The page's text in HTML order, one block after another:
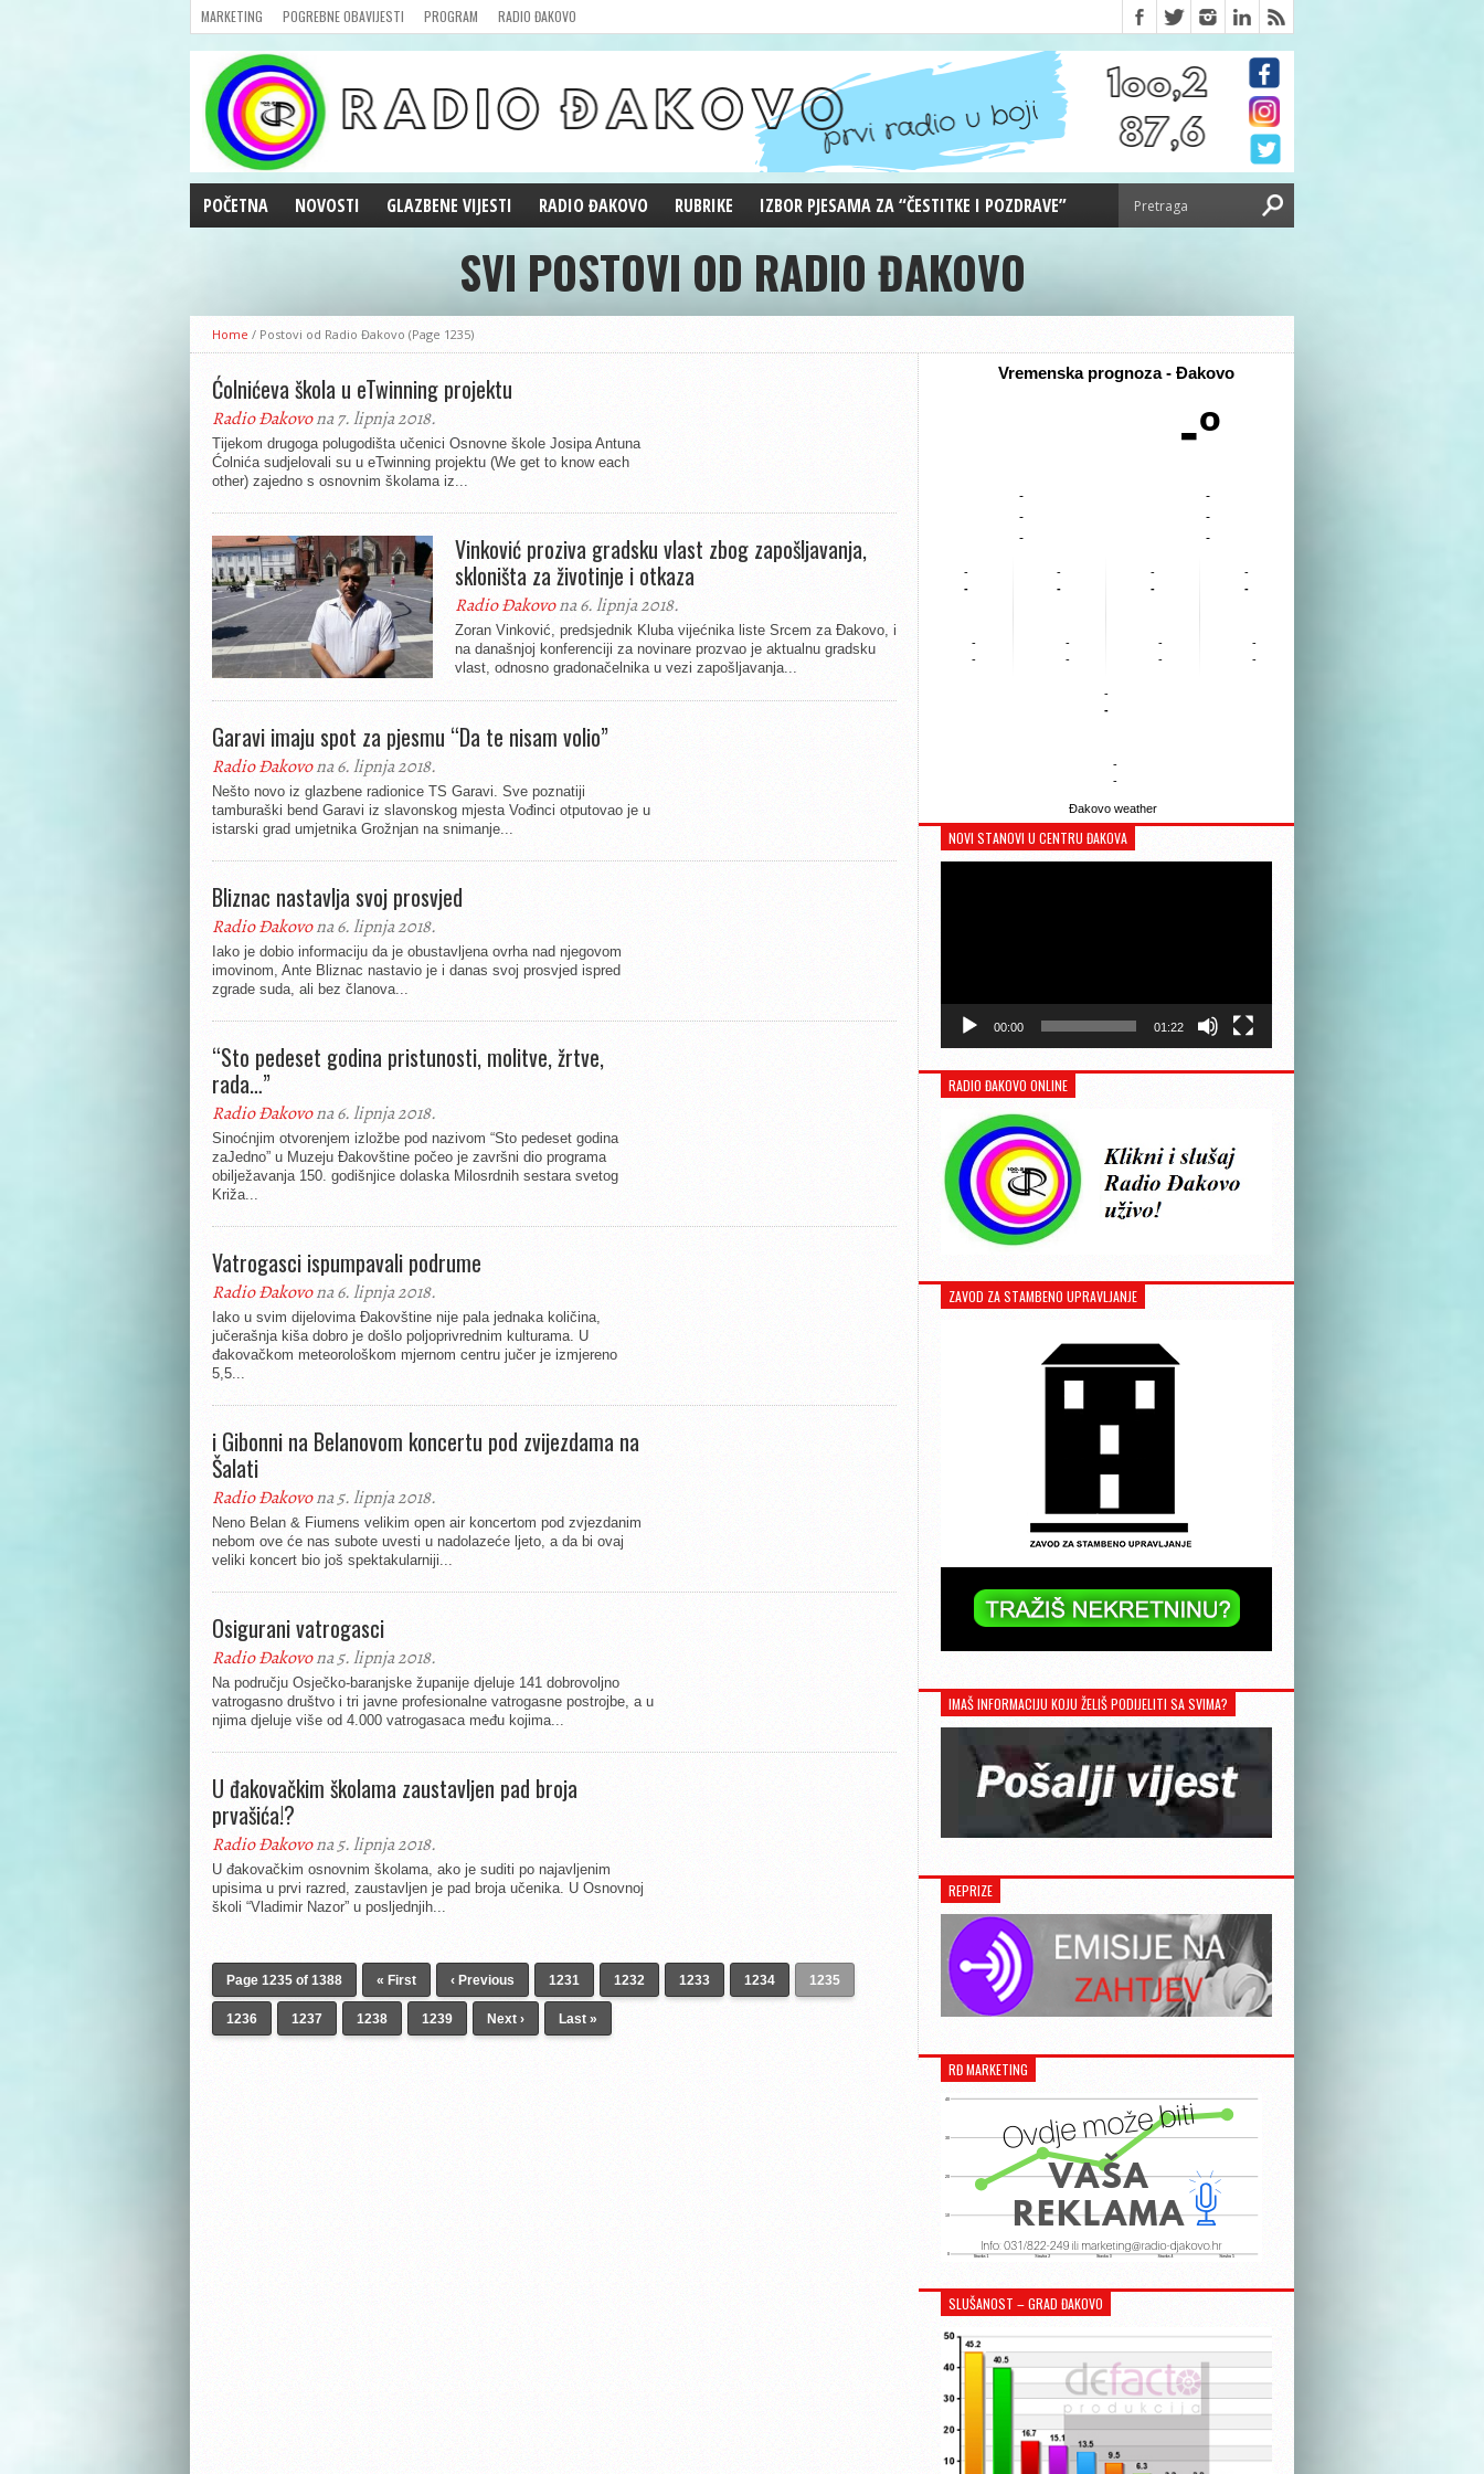
MARKETING POGREBNE OBAVIJESTI PROGRAM RADIO ĐAKOVO
POČETNA NOVOSTI
POLITIKA
GOSPODARSTVO
ŠPORT
REPRIZE EMISIJA
GLAZBENE VIJESTI RADIO ĐAKOVO
MARKETING
RUBRIKE
REPRIZE EMISIJA
DOBRE VIBRACIJE
ĐAKOVO GRADE
IZBOR PJESAMA ZA “ČESTITKE I POZDRAVE”
SVI POSTOVI OD RADIO ĐAKOVO
Home / Postovi od Radio Đakovo (Page 1235)
Ćolnićeva škola u eTwinning projektu
Radio Đakovona 7. lipnja 2018.
Tijekom drugoga polugodišta učenici Osnovne škole Josipa Antuna
Ćolnića sudjelovali su u eTwinning projektu (We get to know each
other) zajedno s osnovnim školama iz...
Vinković proziva gradsku vlast zbog zapošljavanja,
skloništa za životinje i otkaza
Radio Đakovona 6. lipnja 2018.
Zoran Vinković, predsjednik Kluba vijećnika liste Srcem za Đakovo, i
na današnjoj konferenciji za novinare prozvao je aktualnu gradsku
vlast, odnosno gradonačelnika u vezi zapošljavanja...
Garavi imaju spot za pjesmu “Da te nisam volio”
Radio Đakovona 6. lipnja 2018.
Nešto novo iz glazbene radionice TS Garavi. Sve poznatiji
tamburaški bend Garavi iz slavonskog mjesta Vođinci otputovao je u
istarski grad umjetnika Grožnjan na snimanje...
Bliznac nastavlja svoj prosvjed
Radio Đakovona 6. lipnja 2018.
Iako je dobio informaciju da je obustavljena ovrha nad njegovom
imovinom, Ante Bliznac nastavio je i danas svoj prosvjed ispred
zgrade suda, ali bez članova...
“Sto pedeset godina pristunosti, molitve, žrtve,
rada…”
Radio Đakovona 6. lipnja 2018.
Sinoćnjim otvorenjem izložbe pod nazivom “Sto pedeset godina
zaJedno” u Muzeju Đakovštine počeo je završni dio programa
obilježavanja 150. godišnjice dolaska Milosrdnih sestara svetog
Križa...
Vatrogasci ispumpavali podrume
Radio Đakovona 6. lipnja 2018.
Iako u svim dijelovima Đakovštine nije pala jednaka količina,
jučerašnja kiša dobro je došlo poljoprivrednim kulturama. U
đakovačkom meteorološkom mjernom centru jučer je izmjereno
5,5...
i Gibonni na Belanovom koncertu pod zvijezdama na
Šalati
Radio Đakovona 5. lipnja 2018.
Neno Belan & Fiumens velikim open air koncertom pod zvjezdanim
nebom ove će nas subote uvesti u nadolazeće ljeto, a da bi ovaj
veliki koncert bio još spektakularniji...
Osigurani vatrogasci
Radio Đakovona 5. lipnja 2018.
Na području Osječko-baranjske županije djeluje 141 dobrovoljno
vatrogasno društvo i tri javne profesionalne vatrogasne postrojbe, a u
njima djeluje više od 4.000 vatrogasaca među kojima...
U đakovačkim školama zaustavljen pad broja
prvašića!?
Radio Đakovona 5. lipnja 2018.
U đakovačkim osnovnim školama, ako je suditi po najavljenim
upisima u prvi razred, zaustavljen je pad broja učenika. U Osnovnoj
školi “Vladimir Nazor” u posljednjih...
Page 1235 of 1388 « First ‹ Previous 1231 1232 1233 1234 1235
1236 1237 1238 1239 Next › Last »
Vremenska prognoza - Đakovo
-º
-
-
-
-
-
-
-
-
-
-
-
-
-
-
-
-
-
-
-
-
-
-
-
-
-
-
Đakovo weather
NOVI STANOVI U CENTRU ĐAKOVA
00:00 01:22
RADIO ĐAKOVO ONLINE
ZAVOD ZA STAMBENO UPRAVLJANJE
IMAŠ INFORMACIJU KOJU ŽELIŠ PODIJELITI SA SVIMA?
REPRIZE
RĐ MARKETING
SLUŠANOST – GRAD ĐAKOVO